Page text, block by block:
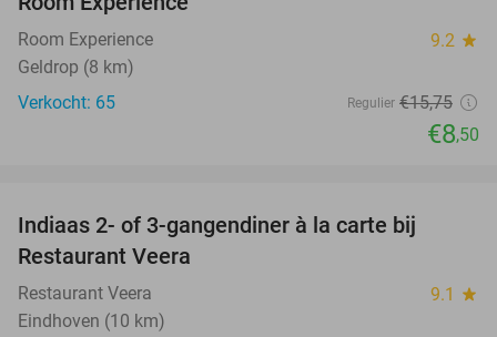
TODAY
Room Experience 9.2 star
Geldrop (8 km)
Verkocht: 65
Regulier €15,75
€8,50
TODAY
Indiaas 2- of 3-gangendiner à la carte bij
Restaurant Veera
Restaurant Veera 9.1 star
Eindhoven (10 km)